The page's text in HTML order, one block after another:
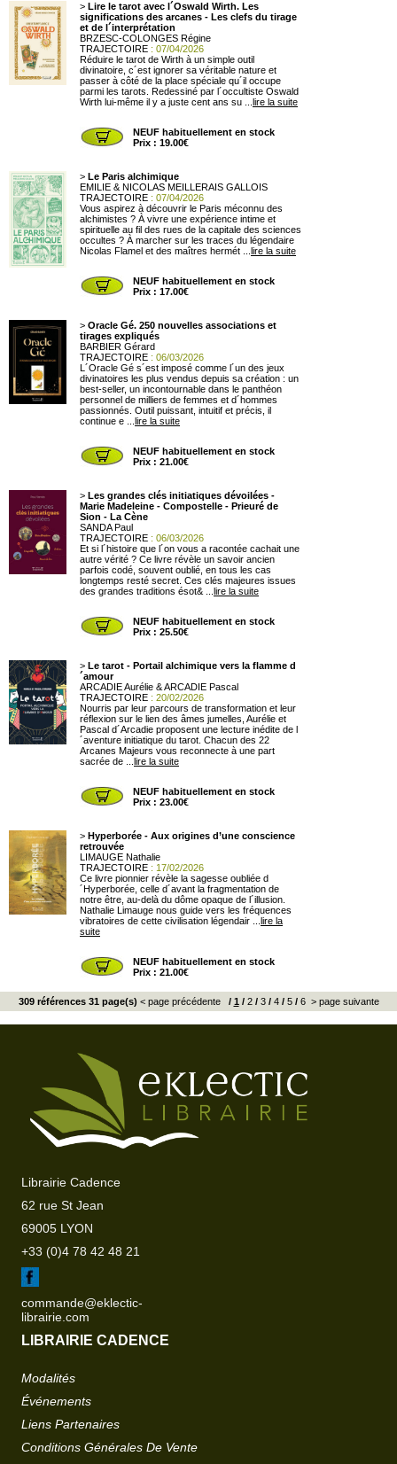
> Lire le tarot avec l´Oswald Wirth. Les
significations des arcanes - Les clefs du tirage
et de l´interprétation
BRZESC-COLONGES Régine
TRAJECTOIRE : 07/04/2026
Réduire le tarot de Wirth à un simple outil
divinatoire, c´est ignorer sa véritable nature et
passer à côté de la place spéciale qu´il occupe
parmi les tarots. Redessiné par l´occultiste Oswald
Wirth lui-même il y a juste cent ans su ... lire la suite
NEUF habituellement en stock
Prix : 19.00€
> Le Paris alchimique
EMILIE & NICOLAS MEILLERAIS GALLOIS
TRAJECTOIRE : 07/04/2026
Vous aspirez à découvrir le Paris méconnu des
alchimistes ? À vivre une expérience intime et
spirituelle au fil des rues de la capitale des sciences
occultes ? À marcher sur les traces du légendaire
Nicolas Flamel et des maîtres hermét ... lire la suite
NEUF habituellement en stock
Prix : 17.00€
> Oracle Gé. 250 nouvelles associations et
tirages expliqués
BARBIER Gérard
TRAJECTOIRE : 06/03/2026
L´Oracle Gé s´est imposé comme l´un des jeux
divinatoires les plus vendus depuis sa création : un
best-seller, un incontournable dans le panthéon
personnel de milliers de femmes et d´hommes
passionnés. Outil puissant, intuitif et précis, il
continue e ... lire la suite
NEUF habituellement en stock
Prix : 21.00€
> Les grandes clés initiatiques dévoilées -
Marie Madeleine - Compostelle - Prieuré de
Sion - La Cène
SANDA Paul
TRAJECTOIRE : 06/03/2026
Et si l´histoire que l´on vous a racontée cachait une
autre vérité ? Ce livre révèle un savoir ancien
parfois codé, souvent oublié, en tous les cas
longtemps resté secret. Ces clés majeures issues
des grandes traditions ésot& ... lire la suite
NEUF habituellement en stock
Prix : 25.50€
> Le tarot - Portail alchimique vers la flamme d
´amour
ARCADIE Aurélie & ARCADIE Pascal
TRAJECTOIRE : 20/02/2026
Nourris par leur parcours de transformation et leur
réflexion sur le lien des âmes jumelles, Aurélie et
Pascal d´Arcadie proposent une lecture inédite de l
´aventure initiatique du tarot. Chacun des 22
Arcanes Majeurs vous reconnecte à une part
sacrée de ... lire la suite
NEUF habituellement en stock
Prix : 23.00€
> Hyperborée - Aux origines d’une conscience
retrouvée
LIMAUGE Nathalie
TRAJECTOIRE : 17/02/2026
Ce livre pionnier révèle la sagesse oubliée d
´Hyperborée, celle d´avant la fragmentation de
notre être, au-delà du dôme opaque de l´illusion.
Nathalie Limauge nous guide vers les fréquences
vibratoires de cette civilisation légendair ... lire la
suite
NEUF habituellement en stock
Prix : 21.00€
309 références 31 page(s) < page précédente/ 1 /2/3/4/5/6 > page suivante
Librairie Cadence
62 rue St Jean
69005 LYON
+33 (0)4 78 42 48 21
commande@eklectic-
librairie.com
LIBRAIRIE CADENCE
Modalités
Événements
Liens Partenaires
Conditions Générales De Vente